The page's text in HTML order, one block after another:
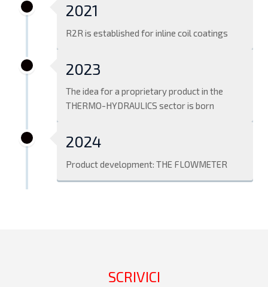
2021
R2R is established for inline coil coatings
2023
The idea for a proprietary product in the
THERMO-HYDRAULICS sector is born
2024
Product development: THE FLOWMETER
SCRIVICI